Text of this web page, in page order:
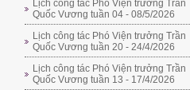
Lịch công tác Phó Viện trưởng Trần
Quốc Vương tuần 04 - 08/5/2026
Lịch công tác Phó Viện trưởng Trần
Quốc Vương tuần 20 - 24/4/2026
Lịch công tác Phó Viện trưởng Trần
Quốc Vương tuần 13 - 17/4/2026